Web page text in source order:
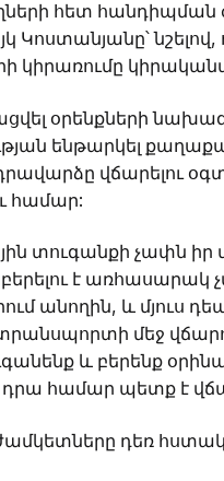
հետ
նշելով,
կիրառումը
օրենքների
ենթարկել
վճարելու
համար:
տուգանքի չափն իր
է առհասարակ
անողին, և մյուս
մեջ
և բերենք
համար պետք է
դեռ